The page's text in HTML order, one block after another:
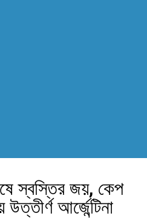
স্বস্তির জয়, কেপ
উত্তীর্ণ আর্জেন্টিনা